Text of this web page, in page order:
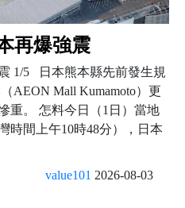
再爆強震
1/5 日本熊本縣先前發生規
AEON Mall Kumamoto）更
重。 怎料今日（1日）當地
時間上午10時48分），日本
value101 2026-08-03